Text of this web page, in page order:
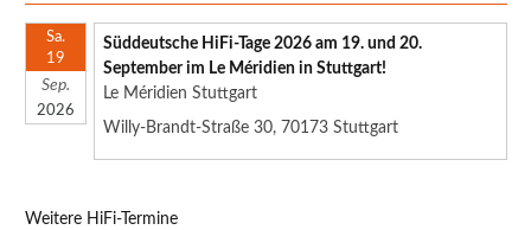
Sa.
19
Sep.
2026
Süddeutsche HiFi-Tage 2026 am 19. und 20.
September im Le Méridien in Stuttgart!
Le Méridien Stuttgart
Willy-Brandt-Straße 30, 70173 Stuttgart
Weitere HiFi-Termine